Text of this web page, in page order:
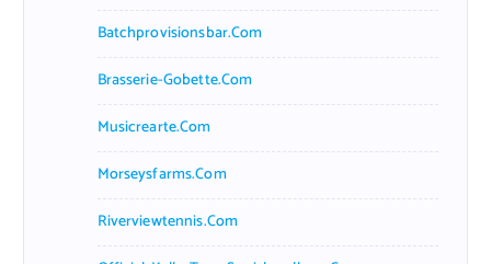
Batchprovisionsbar.com
Brasserie-Gobette.com
Musicrearte.com
Morseysfarms.com
Riverviewtennis.com